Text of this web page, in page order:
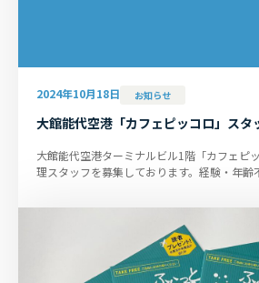
2024年10月18日 お知らせ
大館能代空港「カフェピッコロ」スタ
大館能代空港ターミナルビル1階「カフェピ
理スタッフを募集しております。経験・年齢